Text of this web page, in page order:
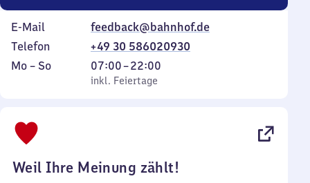
E-Mail
feedback@bahnhof.de
Telefon
+49 30 586020930
Montag
Mo – So,
inkl. Feiertage
07:00–22:00
Von
7
inkl. Feiertage
Weil Ihre Meinung zählt!